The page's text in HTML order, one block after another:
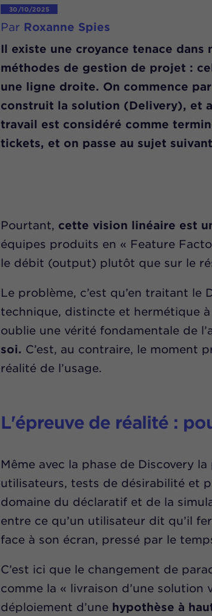
30/10/2025
Par Roxanne Spies
Il existe une croyance tenace
méthodes de gestion de projet :
une ligne droite. On commence
construit la solution (Delivery), et
travail est considéré comme
tickets, et on passe au sujet
Pourtant, cette vision linéaire est
équipes produits en « Feature
le débit (output) plutôt que sur le
Le problème, c’est qu’en traitant le
technique, distincte et hermétique
oublie une vérité fondamentale de
soi. C’est, au contraire, le moment
réalité de l’usage.
L'épreuve de réalité :
Même avec la phase de Discovery
utilisateurs, tests de désirabilité et
domaine du déclaratif et de la
entre ce qu’un utilisateur dit qu’il
face à son écran, pressé par le
C’est ici que le changement de
comme la « livraison d’une solution
déploiement d’une hypothèse à